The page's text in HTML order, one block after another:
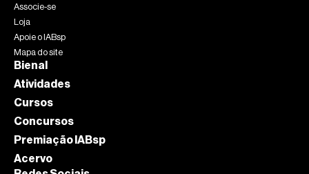
Associe-se
Loja
Apoie o IABsp
Mapa do site
Bienal
Atividades
Cursos
Concursos
Premiação IABsp
Acervo